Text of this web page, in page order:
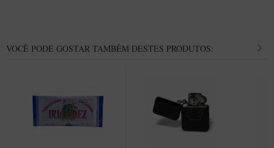
VOCÊ PODE GOSTAR TAMBÉM DESTES PRODUTOS: